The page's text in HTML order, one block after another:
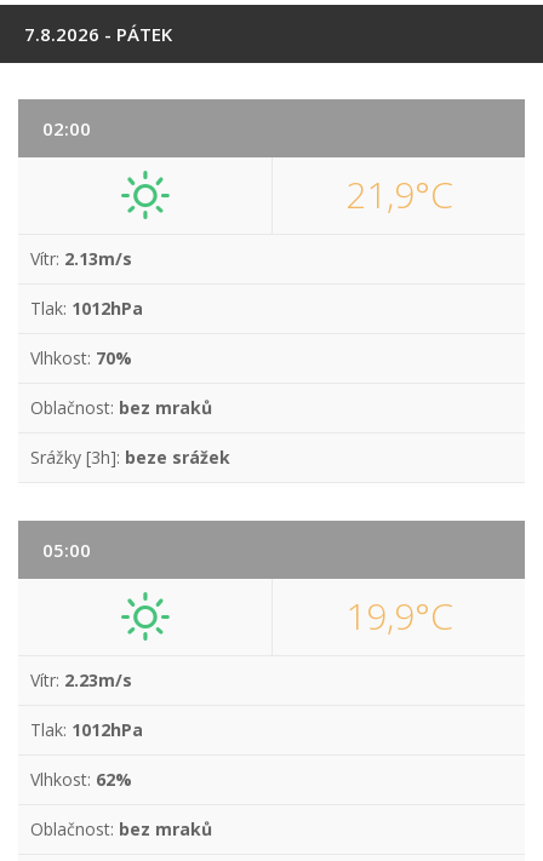
7.8.2026 - PÁTEK
02:00
21,9°C
Vítr: 2.13m/s
Tlak: 1012hPa
Vlhkost: 70%
Oblačnost: bez mraků
Srážky [3h]: beze srážek
05:00
19,9°C
Vítr: 2.23m/s
Tlak: 1012hPa
Vlhkost: 62%
Oblačnost: bez mraků